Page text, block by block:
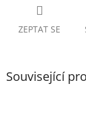
ZEPTAT SE
Související